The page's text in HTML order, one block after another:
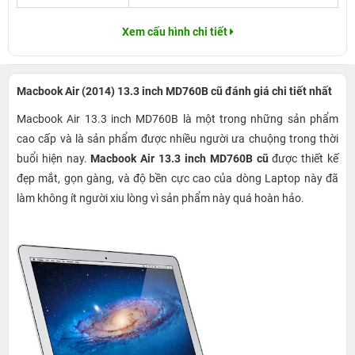
Xem cấu hình chi tiết
Macbook Air (2014) 13.3 inch MD760B cũ đánh giá chi tiết nhất
Macbook Air 13.3 inch MD760B là một trong những sản phẩm
cao cấp và là sản phẩm được nhiều người ưa chuộng trong thời
buổi hiện nay. Macbook Air 13.3 inch MD760B cũ được thiết kế
đẹp mắt, gọn gàng, và độ bền cực cao của dòng Laptop này đã
làm không ít người xiu lòng vì sản phẩm này quá hoàn hảo.